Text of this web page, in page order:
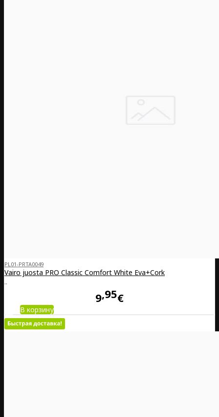
PL01-PRTA0049
Vairo juosta PRO Classic Comfort White Eva+Cork
..
9 95€
В корзину